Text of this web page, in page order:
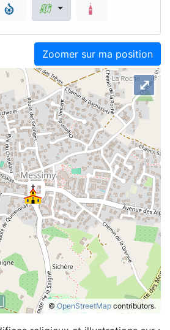
Zoomer sur ma position
© OpenStreetMap contributors.
⤢